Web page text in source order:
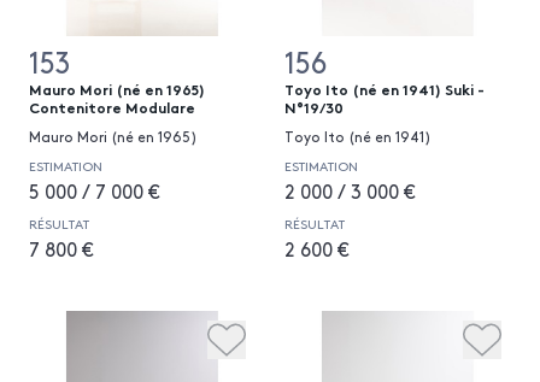
153
Mauro Mori (né en 1965)
Contenitore Modulare
Mauro Mori (né en 1965)
ESTIMATION
5 000 / 7 000 €
RÉSULTAT
7 800 €
156
Toyo Ito (né en 1941) Suki -
N°19/30
Toyo Ito (né en 1941)
ESTIMATION
2 000 / 3 000 €
RÉSULTAT
2 600 €